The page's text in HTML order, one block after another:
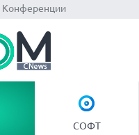
Конференции
СОФТ